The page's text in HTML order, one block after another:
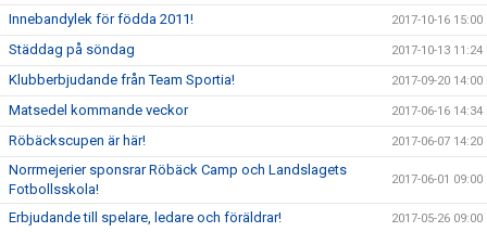
Innebandylek för födda 2011! 2017-10-16 15:00
Städdag på söndag 2017-10-13 11:24
Klubberbjudande från Team Sportia! 2017-09-20 14:00
Matsedel kommande veckor 2017-06-16 14:34
Röbäckscupen är här! 2017-06-07 14:20
Norrmejerier sponsrar Röbäck Camp och Landslagets
Fotbollsskola!
2017-06-01 09:00
Erbjudande till spelare, ledare och föräldrar! 2017-05-26 09:00